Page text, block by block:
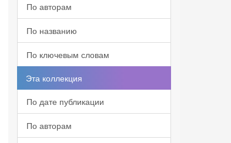
По авторам
По названию
По ключевым словам
Эта коллекция
По дате публикации
По авторам